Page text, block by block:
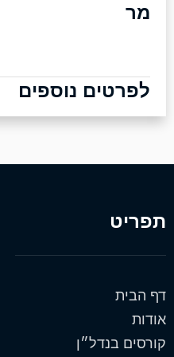
מר
לפרטים נוספים
תפריט
דף הבית
אודות
קורסים בנדל״ן